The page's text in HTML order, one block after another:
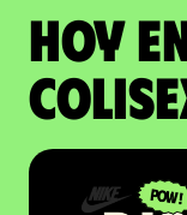
Hoy